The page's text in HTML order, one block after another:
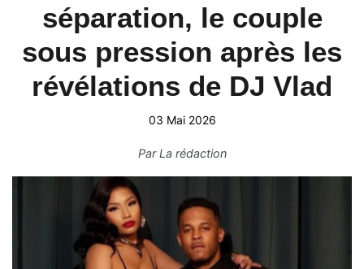
séparation, le couple
sous pression après les
révélations de DJ Vlad
03 Mai 2026
ParLa rédaction